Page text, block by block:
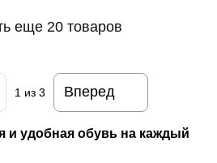
еще 20 товаров
1 из 3 Вперед
и удобная обувь на каждый